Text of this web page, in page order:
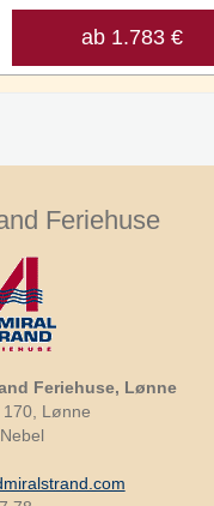
ab 1.783 €
Feriehuse
Feriehuse, Lønne
Lønne